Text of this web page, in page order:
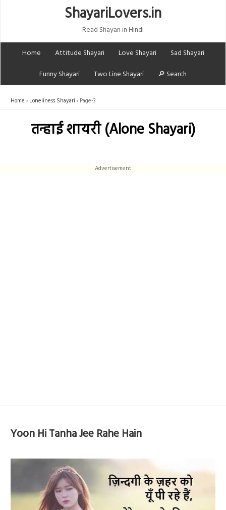
ShayariLovers.in
Read Shayari in Hindi
Home
Attitude Shayari Love Shayari
Sad Shayari
Funny Shayari
Two Line Shayari 🔎 Search
Home Loneliness Shayari Page-3
तन्हाई शायरी (Alone Shayari)
Advertisement
Yoon Hi Tanha Jee Rahe Hain